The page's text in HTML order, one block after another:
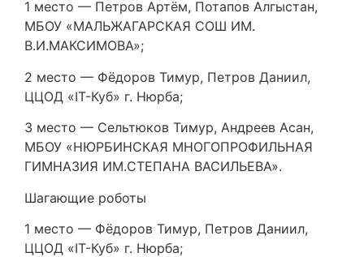
1 место — Петров Артём, Потапов Алгыстан,
МБОУ «МАЛЬЖАГАРСКАЯ СОШ ИМ.
В.И.МАКСИМОВА»;
2 место — Фёдоров Тимур, Петров Даниил,
ЦЦОД «IT-Куб» г. Нюрба;
3 место — Сельтюков Тимур, Андреев Асан,
МБОУ «НЮРБИНСКАЯ МНОГОПРОФИЛЬНАЯ
ГИМНАЗИЯ ИМ.СТЕПАНА ВАСИЛЬЕВА».
Шагающие роботы
1 место — Фёдоров Тимур, Петров Даниил,
ЦЦОД «IT-Куб» г. Нюрба;